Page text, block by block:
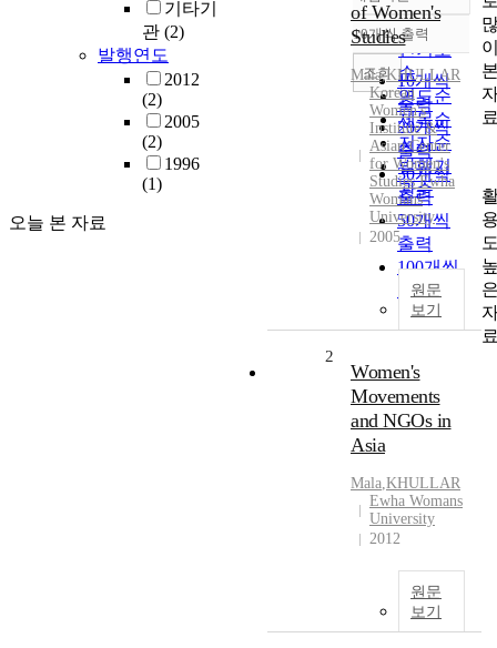
기타기
관 (2)
발행연도
2012
(2)
2005
(2)
1996
(1)
오늘 본 자료
순
인기도
순
연도순
제목순
저자순
발행기
관순
내림차순
10개씩 출력
10개씩
출력
20개씩
출력
30개씩
출력
50개씩
출력
100개씩
출력
조회
of Women's
Studies
Mala,KHULLAR
Korean
Women's
Institute &
Asian Center
for Women's
Studies Ewha
Womans
University
2005
원문
보기
2
Women's
Movements
and NGOs in
Asia
Mala,KHULLAR
Ewha Womans
University
2012
원문
보기